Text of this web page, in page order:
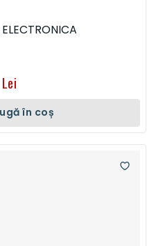
în coș